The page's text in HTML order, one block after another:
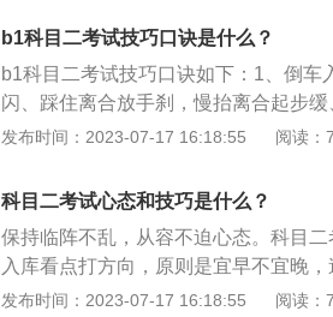
衬应与黄色边线右上角重合，方向打
步：（1）是要在平时的训练时，学会
了解这台车的离合器需要抬多高，才
人的双眼视觉会有一个虚拟误差，明
志与标线重叠，车右前轮应距离黄色
点起步时间不能超过30秒，起步时注
松手刹，防止后溜。
灯出库顺回正。曲线行驶：曲线行驶
点，保证车尾不出线。
b1科目二考试技巧口诀是什么？
b1科目二考试技巧口诀如下：1、倒
闪、踩住离合放手刹，慢抬离合起步
边横线齐肩停，挂上倒档离合松、左
踩住离合和刹车、挂上一档要出库，
动把车倒、看准右镜等库线，夹角30
圈、左镜盖住库前角，踩住离合和刹
头盖线车停好，调正车身本领高。2、
右线对准雨刷中、中轴对准白线后，
发布时间：2023-07-17 16:18:55 阅读：
科目二考试心态和技巧是什么？
保持临阵不乱，从容不迫心态。科目
入库看点打方向，原则是宜早不宜晚
速。如果想科目二快速掌握各个项目
发布时间：2023-07-17 16:18:55 阅读：